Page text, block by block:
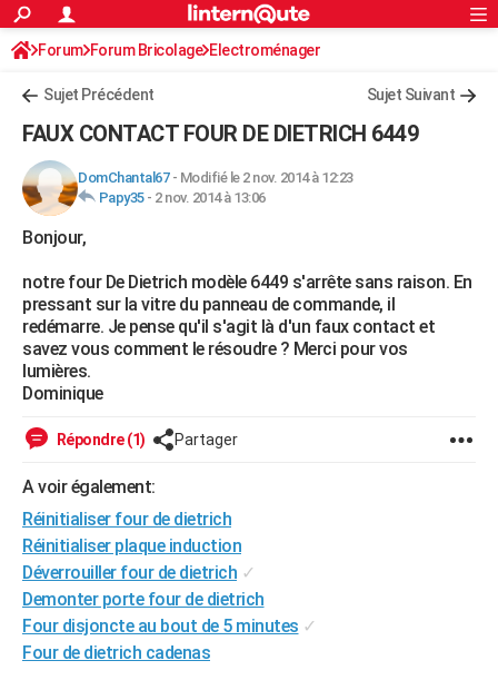
ACTUALITÉS
Politique
Société
Faits Divers
Education
Monde
Villes
+
FINANCE
Retraite
Impôts
Epargne
Immobilier
Risques naturels par ville
Banque
Assurance
Crédit
AUTO
Essais
Réserver un essai
Citadines
Berlines
SUV
Forum auto
+HIGH-TECH
Mobiles
Meilleur smartphone
Internet
Ordinateurs
Jeux vidéo
Guide high-tech
+BRICOLAGE
Forum
Aménagement intérieur
Extérieur
Cuisine
Salle de bains
Jardinage
Rangement
WEEK-END
Guides de France
Escapades
Patrimoine
Expositions
Musées
Week-end nature
+LIFESTYLE
Art de vivre
Bien-être
Loisirs
Mode
Modes de vie
SANTE
VOYAGE
Destinations
City break
Voyage nature
Voyage de noces
Forum
Climat
PHOTO
GUIDES D'ACHAT
BONS PLANS
CARTE DE VOEUX
S'inscrire
Connexion
Forum Forum Bricolage Electroménager
Sujet Précédent Sujet Suivant
FAUX CONTACT FOUR DE DIETRICH 6449
DomChantal67- Modifié le 2 nov. 2014 à 12:23
Papy35- 2 nov. 2014 à 13:06
Bonjour,
notre four De Dietrich modèle 6449 s'arrête sans raison. En
pressant sur la vitre du panneau de commande, il
redémarre. Je pense qu'il s'agit là d'un faux contact et
savez vous comment le résoudre ? Merci pour vos
lumières.
Dominique
Répondre (1) Partager
A voir également:
Réinitialiser four de dietrich
Réinitialiser plaque induction
Déverrouiller four de dietrich ✓
Demonter porte four de dietrich
Four disjoncte au bout de 5 minutes ✓
Four de dietrich cadenas